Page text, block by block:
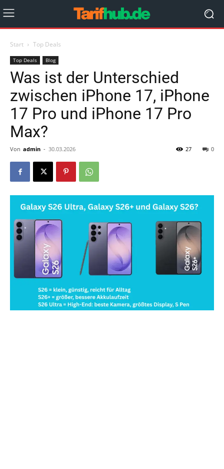
Start Top Deals
Top Deals Blog
Was ist der Unterschied
zwischen iPhone 17, iPhone
17 Pro und iPhone 17 Pro
Max?
Von admin - 30.03.2026 0
27